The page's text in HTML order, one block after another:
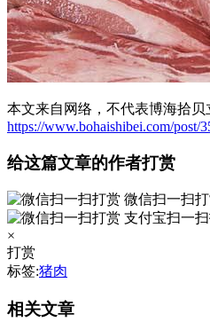
本文来自网络，不代表博海拾贝
https://www.bohaishibei.com/post/
给这篇文章的作者打赏
微信扫一扫
支付宝扫一
×
打赏
标签:猪肉
相关文章